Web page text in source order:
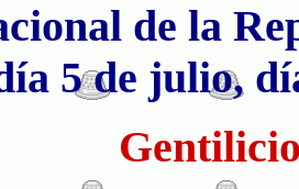
de la
5 de julio,